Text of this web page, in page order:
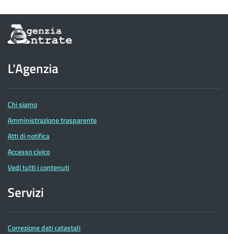
Informazioni
sul
dell'Agenzia
delle
Entrate
L'Agenzia
Chi siamo
Amministrazione trasparente
Atti di notifica
Accesso civico
Vedi tutti i contenuti
Servizi
Correzione dati catastali